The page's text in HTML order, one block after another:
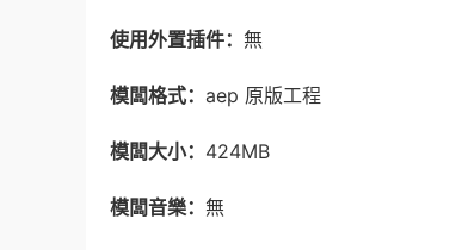
使用外置插件： 無
模闆格式： aep 原版工程
模闆大小： 424MB
模闆音樂： 無